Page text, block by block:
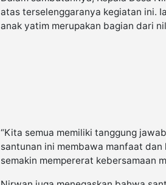
atas terselenggaranya kegiatan ini.
anak yatim merupakan bagian dari
“Kita semua memiliki tanggung
santunan ini membawa manfaat
semakin mempererat kebersamaan